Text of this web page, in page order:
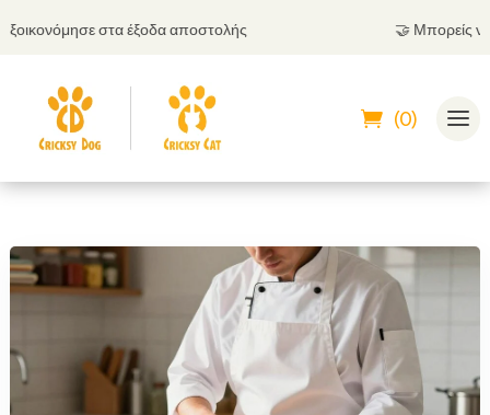
έξοδα αποστολής Μπορείς να πληρώσεις
(0)